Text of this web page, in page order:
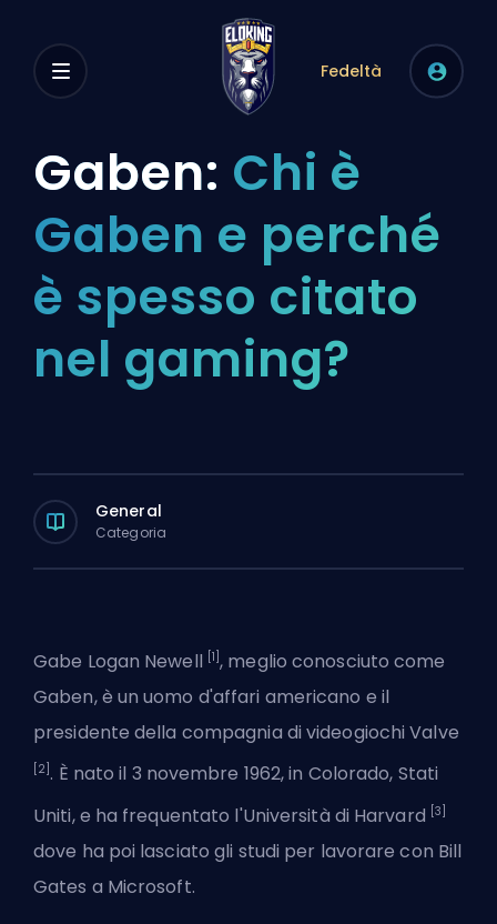
Fedeltà
Gaben: Chi è
Gaben e perché
è spesso citato
nel gaming?
General
Categoria
Gabe Logan Newell [1] , meglio conosciuto come
Gaben, è un uomo d'affari americano e il
presidente della compagnia di videogiochi Valve
[2] . È nato il 3 novembre 1962, in Colorado, Stati
Uniti, e ha frequentato l'Università di Harvard [3]
dove ha poi lasciato gli studi per lavorare con Bill
Gates a Microsoft.